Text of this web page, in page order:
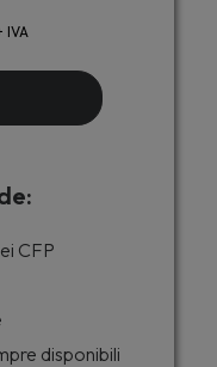
IVA
CFP
disponibili